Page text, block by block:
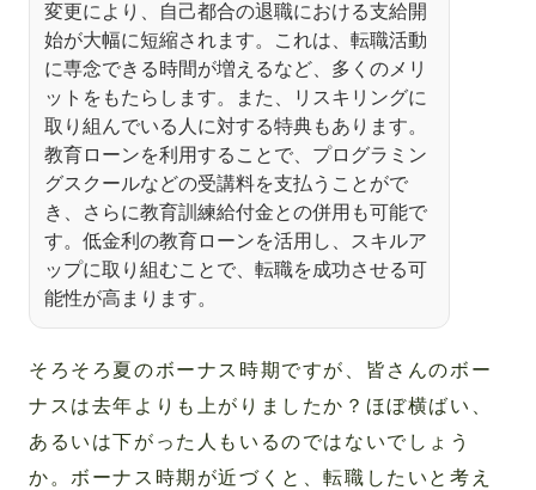
変更により、自己都合の退職における支給開
始が大幅に短縮されます。これは、転職活動
に専念できる時間が増えるなど、多くのメリ
ットをもたらします。また、リスキリングに
取り組んでいる人に対する特典もあります。
教育ローンを利用することで、プログラミン
グスクールなどの受講料を支払うことがで
き、さらに教育訓練給付金との併用も可能で
す。低金利の教育ローンを活用し、スキルア
ップに取り組むことで、転職を成功させる可
能性が高まります。
そろそろ夏のボーナス時期ですが、皆さんのボー
ナスは去年よりも上がりましたか？ほぼ横ばい、
あるいは下がった人もいるのではないでしょう
か。ボーナス時期が近づくと、転職したいと考え